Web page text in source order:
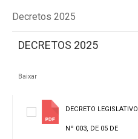
Decretos 2025
DECRETOS 2025
Baixar
DECRETO LEGISLATIVO
Nº 003, DE 05 DE